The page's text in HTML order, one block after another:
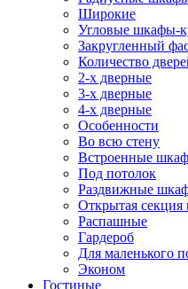
Широкие
Угловые шкафы-
Закругленный
Количество
2-х дверные
3-х дверные
4-х дверные
Особенности
Во всю стену
Встроенные
Под потолок
Раздвижные
Открытая секция
Распашные
Гардероб
Для маленького
Эконом
Гостиные